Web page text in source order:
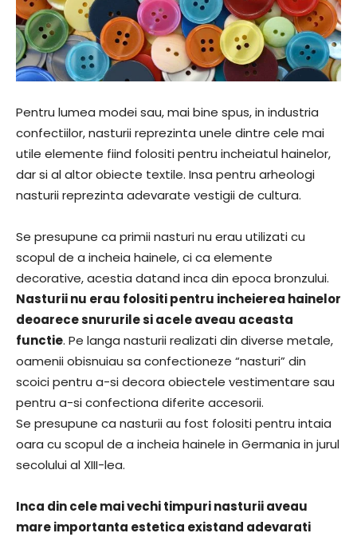
Pentru lumea modei sau, mai bine spus, in industria
confectiilor, nasturii reprezinta unele dintre cele mai
utile elemente fiind folositi pentru incheiatul hainelor,
dar si al altor obiecte textile. Insa pentru arheologi
nasturii reprezinta adevarate vestigii de cultura.
Se presupune ca primii nasturi nu erau utilizati cu
scopul de a incheia hainele, ci ca elemente
decorative, acestia datand inca din epoca bronzului.
Nasturii nu erau folositi pentru incheierea hainelor
deoarece snururile si acele aveau aceasta
functie. Pe langa nasturii realizati din diverse metale,
oamenii obisnuiau sa confectioneze “nasturi” din
scoici pentru a-si decora obiectele vestimentare sau
pentru a-si confectiona diferite accesorii.
Se presupune ca nasturii au fost folositi pentru intaia
oara cu scopul de a incheia hainele in Germania in jurul
secolului al XIII-lea.
Inca din cele mai vechi timpuri nasturii aveau
mare importanta estetica existand adevarati